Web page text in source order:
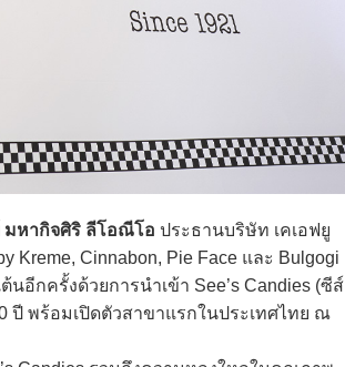
หากิจศิริ ลีโอณีโอ ประธานบริษัท เคเอฟยู
Kreme, Cinnabon, Pie Face และ Bulgogi
กครั้งด้วยการนำเข้า See’s Candies (ซีส์
ปี พร้อมเปิดตัวสาขาแรกในประเทศไทย ณ